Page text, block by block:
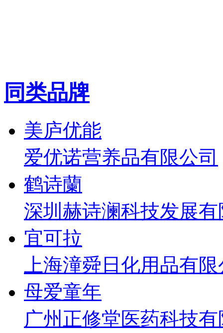
同类品牌
美庐优能
爱优诺营养品有限公司
鹤诗蘭
深圳赫诗澜科技发展
宜可拉
上海潼舜日化用品有
母爱童年
广州正修堂医药科技